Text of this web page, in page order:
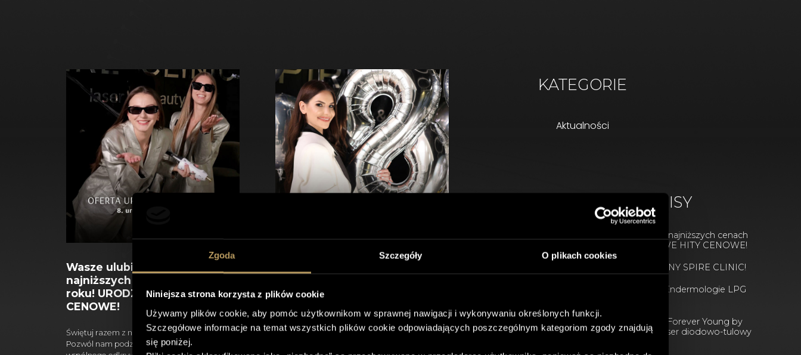
Zgoda Szczegóły O plikach cookies
Niniejsza strona korzysta z plików cookie
Używamy plików cookie, aby pomóc użytkownikom w sprawnej nawigacji i wykonywaniu określonych funkcji.
Szczegółowe informacje na temat wszystkich plików cookie odpowiadających poszczególnym kategoriom zgody znajdują
się poniżej.
Wasze ulubione zabiegi w
najniższych cenach w tym
roku! URODZINOWE HITY
CENOWE!
Świętuj razem z nami 8. urodziny Spire Clinic!
Pozwól nam podziękować Ci, za lata
dziękujemy naszym Pacjentkom oraz
Pacjentom za zaufanie, obecność i wspólne
promocje – rabaty do -50%, zabiegi w
KATEGORIE
Aktualności
NAJNOWSZE WPISY
Wasze ulubione zabiegi w najniższych cenach
w tym roku! URODZINOWE HITY CENOWE!
ŚWIĘTUJEMY 8. URODZINY SPIRE CLINIC!
PREMIERA WIOSENNA! Endermologie LPG
PREMIERA! BBL HEROic Forever Young by
Sciton & zaawansowany laser diodowo-tulowy